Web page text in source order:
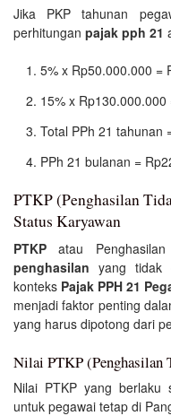
Jika PKP tahunan
perhitungan pajak pph 21
5% x Rp50.000.000 =
15% x
Total PPh 21 tahunan
PPh 21 bulanan =
PTKP (Penghasilan
Status Karyawan
PTKP atau
penghasilan yang tidak
konteks Pajak PPH 21
menjadi faktor penting
yang harus dipotong dari
Nilai PTKP (Penghasilan
Nilai PTKP yang berlaku
untuk pegawai tetap di